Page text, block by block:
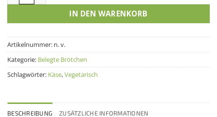
IN DEN WARENKORB
Artikelnummer: n. v.
Kategorie: Belegte Brötchen
Schlagwörter: Käse,Vegetarisch
BESCHREIBUNG ZUSÄTZLICHE INFORMATIONEN